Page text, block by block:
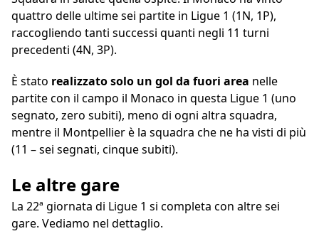
quattro delle ultime sei partite in Ligue 1 (1N, 1P),
raccogliendo tanti successi quanti negli 11 turni
precedenti (4N, 3P).
È stato realizzato solo un gol da fuori area nelle
partite con il campo il Monaco in questa Ligue 1 (uno
segnato, zero subiti), meno di ogni altra squadra,
mentre il Montpellier è la squadra che ne ha visti di più
(11 – sei segnati, cinque subiti).
Le altre gare
La 22ª giornata di Ligue 1 si completa con altre sei
gare. Vediamo nel dettaglio.